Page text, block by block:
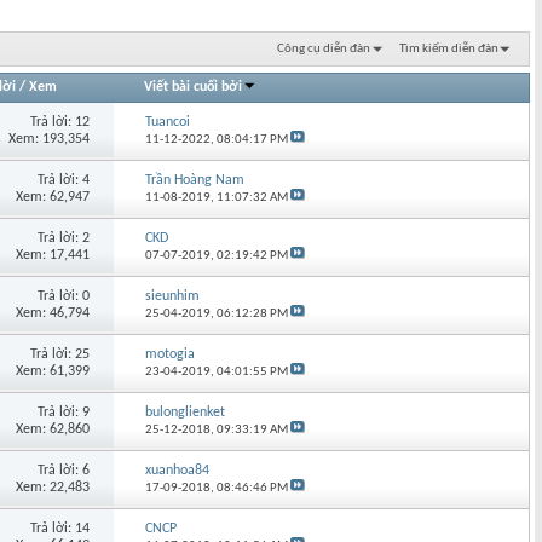
Công cụ diễn đàn Tìm kiếm diễn đàn
/ Xem Viết bài cuối bởi
Trả lời: 12
Xem: 193,354
Tuancoi
11-12-2022,08:04:17 PM
Trả lời: 4
Xem: 62,947
Trần Hoàng Nam
11-08-2019, 11:07:32 AM
Trả lời: 2
Xem: 17,441
CKD
07-07-2019,02:19:42 PM
Trả lời: 0
Xem: 46,794
sieunhim
25-04-2019,06:12:28 PM
Trả lời: 25
Xem: 61,399
motogia
23-04-2019,04:01:55 PM
Trả lời: 9
Xem: 62,860
bulonglienket
25-12-2018,09:33:19 AM
Trả lời: 6
Xem: 22,483
xuanhoa84
17-09-2018,08:46:46 PM
Trả lời: 14
CNCP